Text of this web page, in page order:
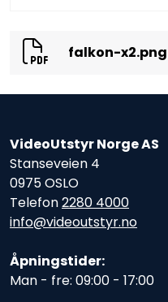
falkon-x2.png
VideoUtstyr Norge AS
Stanseveien 4
0975 OSLO
Telefon2280 4000
info@videoutstyr.no
Åpningstider:
Man - fre: 09:00 - 17:00